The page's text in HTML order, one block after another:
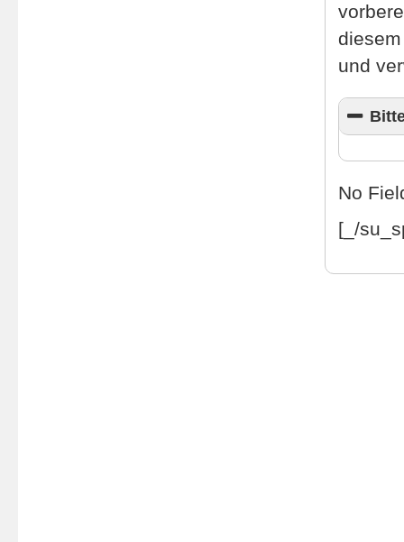
und
No
[_/